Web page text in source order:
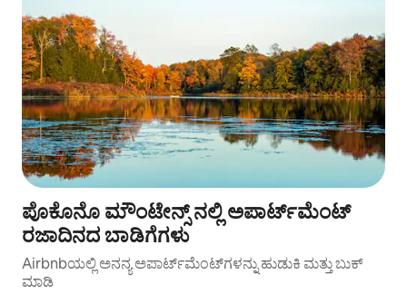
ಪೊಕೊನೊ ಮೌಂಟೇನ್ಸ್ ನಲ್ಲಿ ಅಪಾರ್ಟ್‌ಮೆಂಟ್
ರಜಾದಿನದ ಬಾಡಿಗೆಗಳು
Airbnbಯಲ್ಲಿ ಅನನ್ಯ ಅಪಾರ್ಟ್‌ಮೆಂಟ್‌ಗಳನ್ನು ಹುಡುಕಿ ಮತ್ತು ಬುಕ್
ಮಾಡಿ